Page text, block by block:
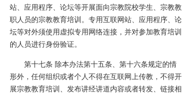
站、应用程序、论坛等开展面向宗教院校学生、宗教教
职人员的宗教教育培训。专用互联网站、应用程序、论
坛等对外须使用虚拟专用网络连接，并对参加教育培训
的人员进行身份验证。
第十七条 除本办法第十五条、第十六条规定的情
形外，任何组织或者个人不得在互联网上传教，不得开
展宗教教育培训、发布讲经讲道内容或者转发、链接相